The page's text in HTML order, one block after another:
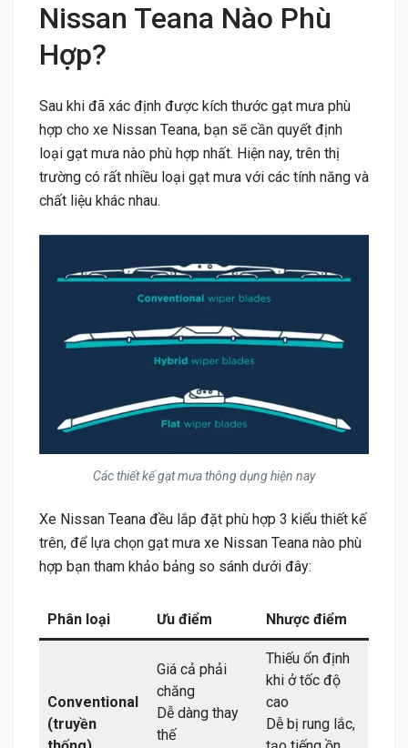
Nissan Teana Nào Phù
Hợp?
Sau khi đã xác định được kích thước gạt mưa phù
hợp cho xe Nissan Teana, bạn sẽ cần quyết định
loại gạt mưa nào phù hợp nhất. Hiện nay, trên thị
trường có rất nhiều loại gạt mưa với các tính năng và
chất liệu khác nhau.
Các thiết kế gạt mưa thông dụng hiện nay
Xe Nissan Teana đều lắp đặt phù hợp 3 kiểu thiết kế
trên, để lựa chọn gạt mưa xe Nissan Teana nào phù
hợp bạn tham khảo bảng so sánh dưới đây:
Phân loại Ưu điểm Nhược điểm
Conventional
(truyền
Giá cả phải
chăng
Dễ dàng thay
thế
Thiếu ổn định
khi ở tốc độ
cao
Dễ bị rung lắc,